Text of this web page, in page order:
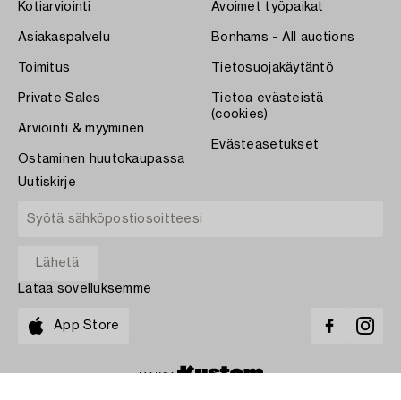
Kotiarviointi
Asiakaspalvelu
Toimitus
Private Sales
Arviointi & myyminen
Ostaminen huutokaupassa
Avoimet työpaikat
Bonhams - All auctions
Tietosuojakäytäntö
Tietoa evästeistä
(cookies)
Evästeasetukset
Uutiskirje
Lataa sovelluksemme
App Store